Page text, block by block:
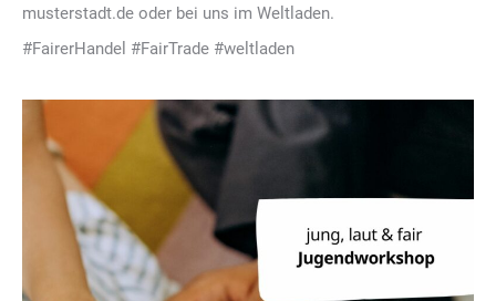
musterstadt.de oder bei uns im Weltladen.
#FairerHandel #FairTrade #weltladen